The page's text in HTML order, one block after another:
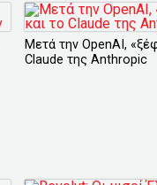
Μετά την OpenAI,
Claude της Anthropic